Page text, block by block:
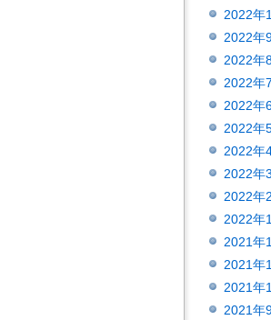
2022年
2022年
2022年
2022年
2022年
2022年
2022年
2022年
2022年
2022年
2021年
2021年
2021年
2021年